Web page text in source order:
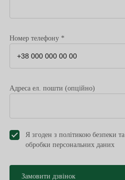
Номер телефону *
Адреса ел. пошти (опційно)
Я згоден з політикою безпеки та
обробки персональних даниx